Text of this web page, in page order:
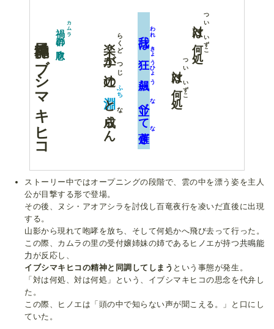
つい
は
何処いずこ
つい
は
何処いずこ
われ
は
狂飆きょうひょう
べて
ぎ
らくど
が
つじ
の
ふち
と
な
らん
カムラ
の息吹
風神龍イブシマキヒコ
ストーリー中ではオープニングの段階で、雲の中を漂う姿を主人
公が目撃する形で登場。
その後、ヌシ・アオアシラを討伐し百竜夜行を凌いだ直後に出現
する。
山影から現れて咆哮を放ち、そして何処かへ飛び去って行った。
この際、カムラの里の受付嬢姉妹の姉であるヒノエが持つ共鳴能
力 が反応し、
イブシマキヒコの精神と同調してしまう という事態が発生。
「対は何処、対は何処」という、イブシマキヒコの思念を代弁し
た。
この際、ヒノエは「頭の中で知らない声が聞こえる。」と口にし
ていた。